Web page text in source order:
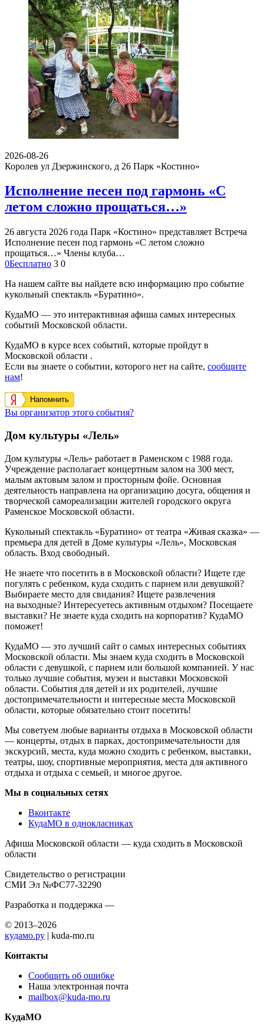
2026-08-26
Королев ул Дзержинского, д 26 Парк «Костино»
Исполнение песен под гармонь «С
летом сложно прощаться…»
26 августа 2026 года Парк «Костино» представляет Встреча
Исполнение песен под гармонь «С летом сложно
прощаться…» Члены клуба…
0Бесплатно 3 0
На нашем сайте вы найдете всю информацию про событие
кукольный спектакль «Буратино».
КудаМО — это интерактивная афиша самых интересных
событий Московской области.
КудаМО в курсе всех событий, которые пройдут в
Московской области .
Если вы знаете о событии, которого нет на сайте, сообщите
нам!
Напомнить
Вы организатор этого события?
Дом культуры «Лель»
Дом культуры «Лель» работает в Раменском с 1988 года.
Учреждение располагает концертным залом на 300 мест,
малым актовым залом и просторным фойе. Основная
деятельность направлена на организацию досуга, общения и
творческой самореализации жителей городского округа
Раменское Московской области.
Кукольный спектакль «Буратино» от театра «Живая сказка» —
премьера для детей в Доме культуры «Лель», Московская
область. Вход свободный.
Не знаете что посетить в в Московской области? Ищете где
погулять с ребенком, куда сходить с парнем или девушкой?
Выбираете место для свидания? Ищете развлечения
на выходные? Интересуетесь активным отдыхом? Посещаете
выставки? Не знаете куда сходить на корпоратив? КудаМО
поможет!
КудаМО — это лучший сайт о самых интересных событиях
Московской области. Мы знаем куда сходить в Московской
области с девушкой, с парнем или большой компанией. У нас
только лучшие события, музеи и выставки Московской
области. События для детей и их родителей, лучшие
достопримечательности и интересные места Московской
области, которые обязательно стоит посетить!
Мы советуем любые варианты отдыха в Московской области
— концерты, отдых в парках, достопримечательности для
экскурсий, места, куда можно сходить с ребенком, выставки,
театры, шоу, спортивные мероприятия, места для активного
отдыха и отдыха с семьей, и многое другое.
Мы в социальных сетях
Вконтакте
КудаМО в однокласниках
Афиша Московской области — куда сходить в Московской
области
Свидетельство о регистрации
СМИ Эл №ФС77-32290
Разработка и поддержка —
© 2013–2026
кудамо.ру | kuda-mo.ru
Контакты
Сообщить об ошибке
Наша электронная почта
mailbox@kuda-mo.ru
КудаМО